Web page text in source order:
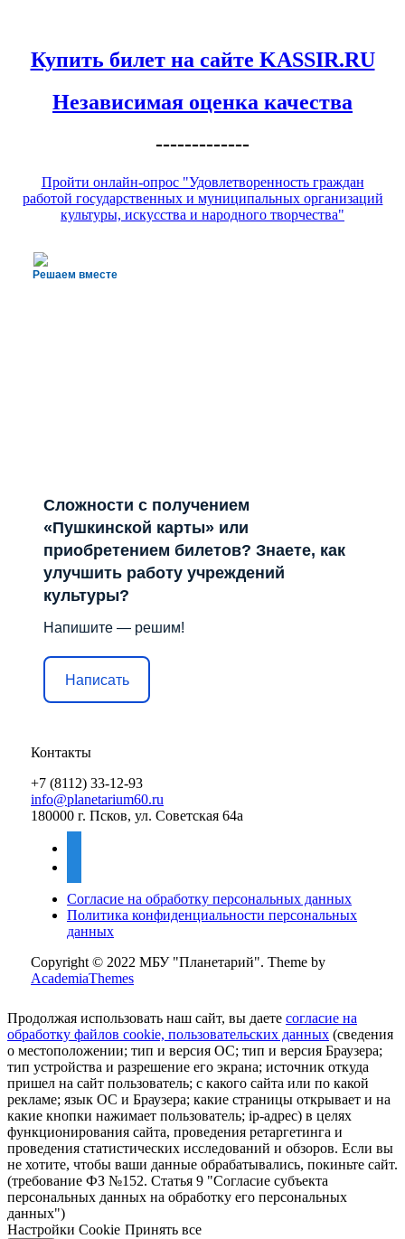
Купить билет на сайте KASSIR.RU
Независимая оценка качества
-------------
Пройти онлайн-опрос "Удовлетворенность граждан
работой государственных и муниципальных организаций
культуры, искусства и народного творчества"
Решаем вместе
Сложности с получением
«Пушкинской карты» или
приобретением билетов? Знаете, как
улучшить работу учреждений
культуры?
Напишите — решим!
Написать
Контакты
+7 (8112) 33-12-93
info@planetarium60.ru
180000 г. Псков, ул. Советская 64а
Согласие на обработку персональных данных
Политика конфиденциальности персональных
данных
Copyright © 2022 МБУ "Планетарий". Theme by
AcademiaThemes
Продолжая использовать наш сайт, вы даете согласие на
обработку файлов cookie, пользовательских данных (сведения
о местоположении; тип и версия ОС; тип и версия Браузера;
тип устройства и разрешение его экрана; источник откуда
пришел на сайт пользователь; с какого сайта или по какой
рекламе; язык ОС и Браузера; какие страницы открывает и на
какие кнопки нажимает пользователь; ip-адрес) в целях
функционирования сайта, проведения ретаргетинга и
проведения статистических исследований и обзоров. Если вы
не хотите, чтобы ваши данные обрабатывались, покиньте сайт.
(требование ФЗ №152. Статья 9 "Согласие субъекта
персональных данных на обработку его персональных
данных")
Настройки Cookie Принять все